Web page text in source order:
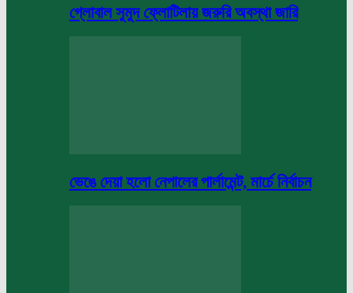
গ্লোবাল সুমুদ ফ্লোটিলায় জরুরি অবস্থা জারি
ভেঙে দেয়া হলো নেপালের পার্লামেন্ট, মার্চে নির্বাচন